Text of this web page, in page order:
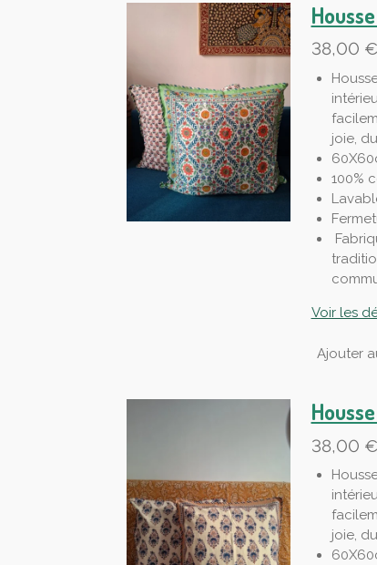
38,00 €
joie,
100%
Voir les
Ajouter
38,00 €
joie,